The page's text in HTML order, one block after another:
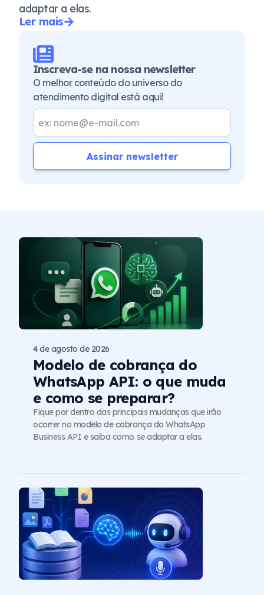
adaptar a elas.
Ler mais
Inscreva-se na nossa newsletter
O melhor conteúdo do universo do
atendimento digital está aqui!
Assinar newsletter
Modelo de cobrança do
WhatsApp API: o que muda
e como se preparar?
4 de agosto de 2026
Fique por dentro das principais mudanças que irão
ocorrer no modelo de cobrança do WhatsApp
Business API e saiba como se adaptar a elas.